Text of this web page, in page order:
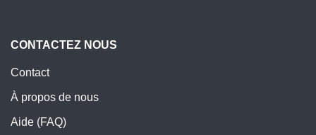
CONTACTEZ NOUS
Contact
À propos de nous
Aide (FAQ)